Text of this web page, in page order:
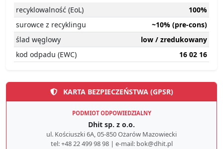
recyklowalność (EoL)
100%
surowce z recyklingu
~10% (pre-cons)
ślad węglowy
low / zredukowany
kod odpadu (EWC)
16 02 16
KARTA BEZPIECZEŃSTWA (GPSR)
PODMIOT ODPOWIEDZIALNY
Dhit sp. z o.o.
ul. Kościuszki 6A, 05-850 Ożarów Mazowiecki
tel: +48 22 499 98 98 | e-mail: bok@dhit.pl